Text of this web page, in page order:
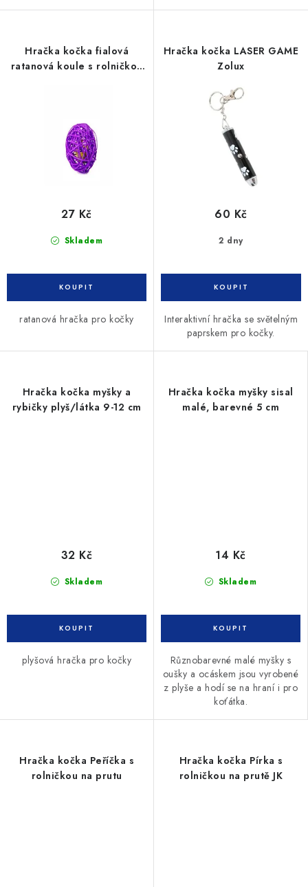
Hračka kočka fialová
ratanová koule s rolničkou
Skladem
27 Kč
ratanová hračka pro kočky
Hračka kočka LASER GAME
Zolux
2 dny
60 Kč
Interaktivní hračka se světelným
paprskem pro kočky.
Hračka kočka myšky a
rybičky plyš/látka 9-12 cm
Skladem
32 Kč
plyšová hračka pro kočky
Hračka kočka myšky sisal
malé, barevné 5 cm
Skladem
14 Kč
Různobarevné malé myšky s
oušky a ocáskem jsou vyrobené
z plyše a hodí se na hraní i pro
koťátka.
Hračka kočka Peříčka s
rolničkou na prutu
Hračka kočka Pírka s
rolničkou na prutě JK